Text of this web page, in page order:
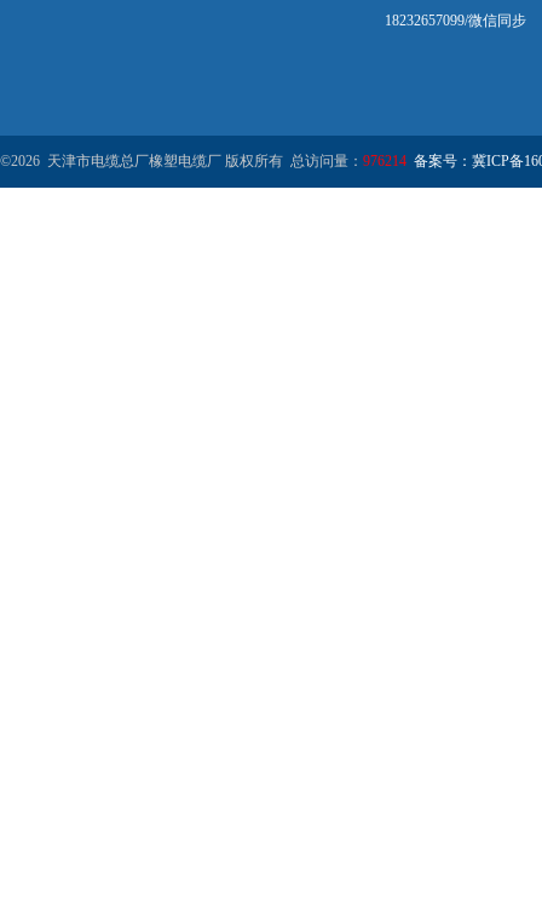
18232657099/微信同步
©2026 天津市电缆总厂橡塑电缆厂 版权所有 总访问量： 976214 备案号：冀ICP备